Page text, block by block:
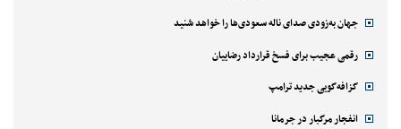
جهان به‌زودی صدای ناله سعودی‌ها را خواهد شنید
رقمی عجیب برای فسخ قرارداد رضاییان
گزافه‌گویی جدید ترامپ
انفجار مرگبار در جرمانا